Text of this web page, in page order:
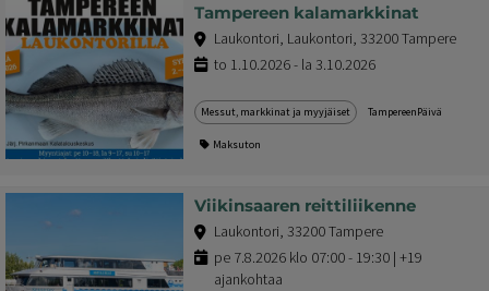
Tampereen kalamarkkinat
Laukontori, Laukontori, 33200 Tampere
to 1.10.2026 - la 3.10.2026
Messut, markkinat ja myyjäiset TampereenPäivä
Maksuton
Viikinsaaren reittiliikenne
Laukontori, 33200 Tampere
pe 7.8.2026 klo 07:00 - 19:30 | +19
ajankohtaa